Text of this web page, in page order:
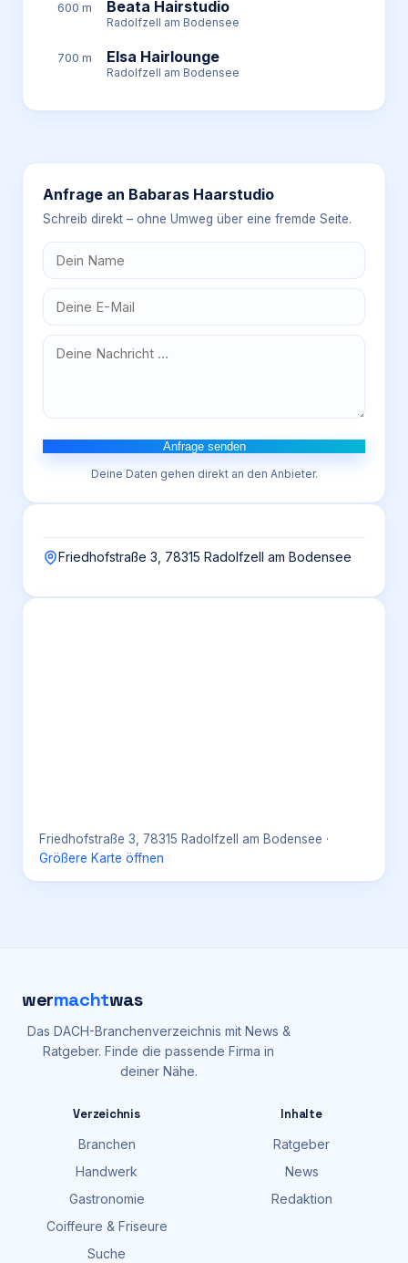
600 m Beata Hairstudio
Radolfzell am Bodensee
700 m Elsa Hairlounge
Radolfzell am Bodensee
Anfrage an Babaras Haarstudio
Schreib direkt – ohne Umweg über eine fremde Seite.
Anfrage senden
Deine Daten gehen direkt an den Anbieter.
Friedhofstraße 3, 78315 Radolfzell am Bodensee
Friedhofstraße 3, 78315 Radolfzell am Bodensee ·
Größere Karte öffnen
wermachtwas
Das DACH-Branchenverzeichnis mit News &
Ratgeber. Finde die passende Firma in
deiner Nähe.
Verzeichnis
Branchen
Handwerk
Gastronomie
Coiffeure & Friseure
Suche
Inhalte
Ratgeber
News
Redaktion